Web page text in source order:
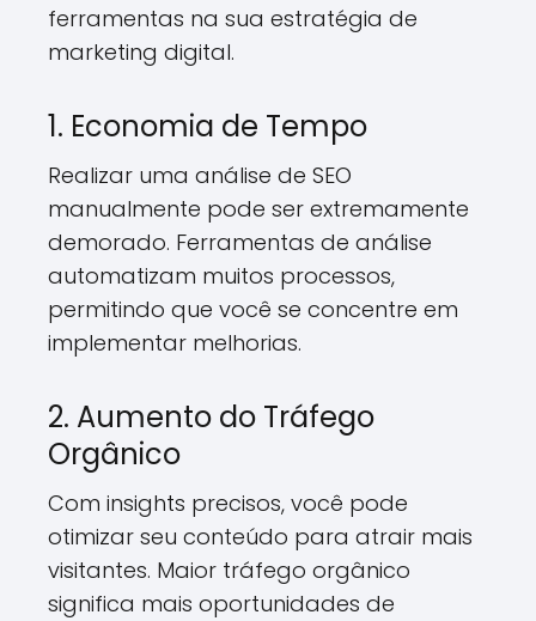
ferramentas na sua estratégia de
marketing digital.
1. Economia de Tempo
Realizar uma análise de SEO
manualmente pode ser extremamente
demorado. Ferramentas de análise
automatizam muitos processos,
permitindo que você se concentre em
implementar melhorias.
2. Aumento do Tráfego
Orgânico
Com insights precisos, você pode
otimizar seu conteúdo para atrair mais
visitantes. Maior tráfego orgânico
significa mais oportunidades de